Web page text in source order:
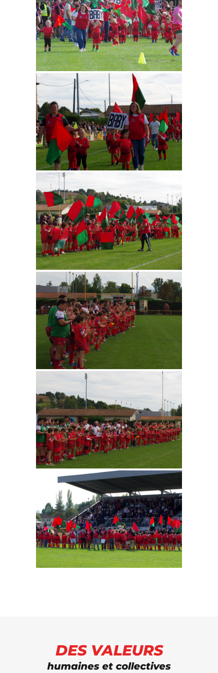
DES VALEURS
humaines et collectives